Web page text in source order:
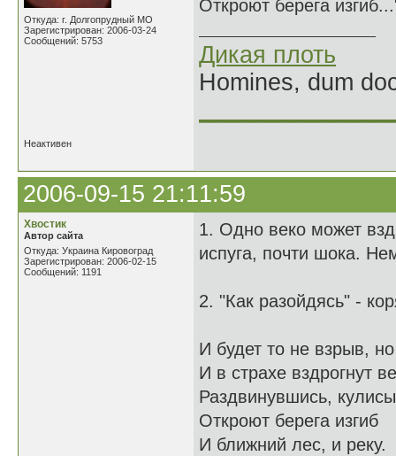
Откуда: г. Долгопрудный МО
Зарегистрирован: 2006-03-24
Сообщений: 5753
Откроют берега
Дикая плоть
Homines, dum
Неактивен
2006-09-15 21:11:59
Хвостик
Автор сайта
Откуда: Украина Кировоград
Зарегистрирован: 2006-02-15
Сообщений: 1191
1. Одно веко может
испуга, почти шока.
2. "Как разойдясь" -
И будет то не взрыв,
И в страхе вздрогнут
Раздвинувшись,
Откроют берега изгиб
И ближний лес, и реку.